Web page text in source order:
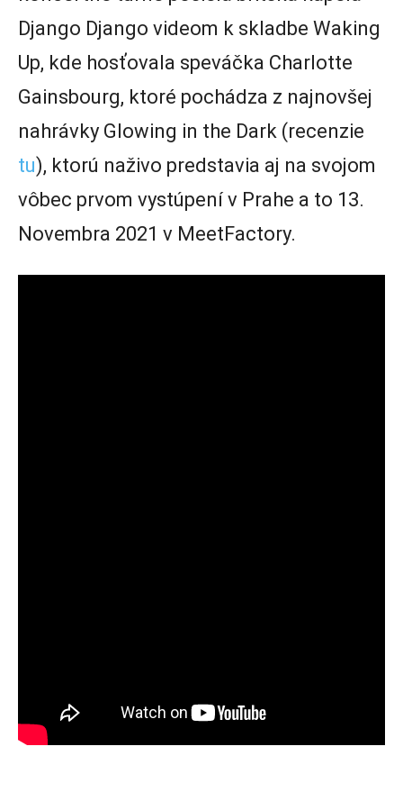
Django Django videom k skladbe Waking
Up, kde hosťovala speváčka Charlotte
Gainsbourg, ktoré pochádza z najnovšej
nahrávky Glowing in the Dark (recenzie
tu), ktorú naživo predstavia aj na svojom
vôbec prvom vystúpení v Prahe a to 13.
Novembra 2021 v MeetFactory.